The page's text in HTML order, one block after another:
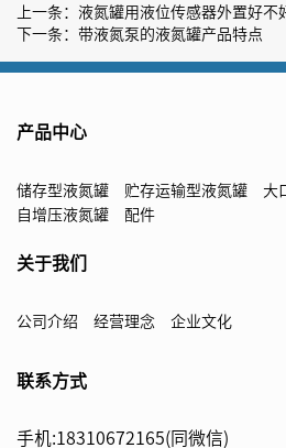
上一条： 液氮罐用液位传感器外置好不
下一条： 带液氮泵的液氮罐产品特点
产品中心
储存型液氮罐 贮存运输型液氮罐 大
自增压液氮罐
配件
关于我们
公司介绍 经营理念 企业文化
联系方式
手机:18310672165(同微信)